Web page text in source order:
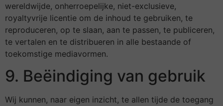
wereldwijde, onherroepelijke, niet-exclusieve,
royaltyvrije licentie om de inhoud te gebruiken, te
reproduceren, op te slaan, aan te passen, te publiceren,
te vertalen en te distribueren in alle bestaande of
toekomstige mediavormen.
9. Beëindiging van gebruik
Wij kunnen, naar eigen inzicht, te allen tijde de toegang